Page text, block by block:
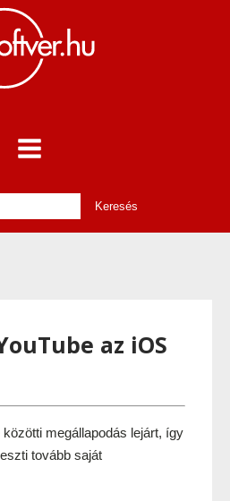
az iOS
megállapodás lejárt, így
tovább saját